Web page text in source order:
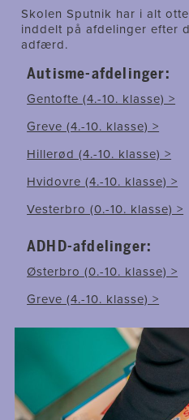
Skolen Sputnik har i alt
inddelt på afdelinger efter
adfærd.
Autisme-afdelinger:
Gentofte (4.-10. klasse) >
Greve (4.-10. klasse) >
Hillerød (4.-10. klasse) >
Hvidovre (4.-10. klasse) >
Vesterbro (0.-10. klasse)​ >
ADHD-afdelinger:
Østerbro (0.-10. klasse) >​
Greve (4.-10. klasse) >